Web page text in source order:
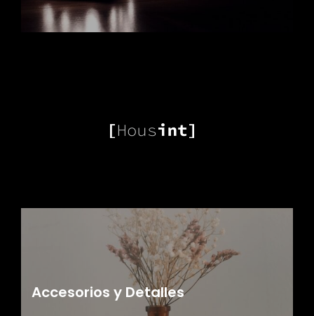
Accesorios y Detalles